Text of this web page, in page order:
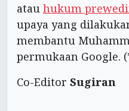
atau hukum
upaya yang
membantu
permukaan Google.
Co-Editor Sugiran